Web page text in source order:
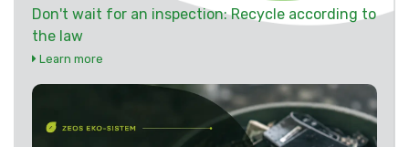
Don't wait for an inspection: Recycle according to
the law
Learn more